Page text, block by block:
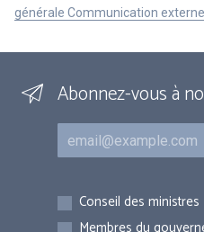
générale Communication externe
Abonnez-vous à
Courriel
Inscriptions
Conseil des ministres